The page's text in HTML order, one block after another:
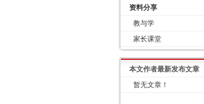
资料分享
教与学
家长课堂
本文作者最新发布文章
暂无文章！